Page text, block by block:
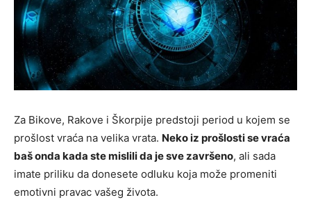
Za Bikove, Rakove i Škorpije predstoji period u kojem se
prošlost vraća na velika vrata. Neko iz prošlosti se vraća
baš onda kada ste mislili da je sve završeno, ali sada
imate priliku da donesete odluku koja može promeniti
emotivni pravac vašeg života.